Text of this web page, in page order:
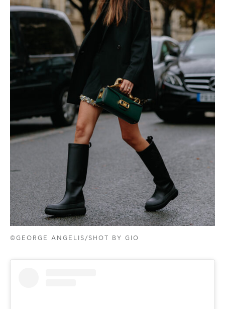
©GEORGE ANGELIS/SHOT BY GIO